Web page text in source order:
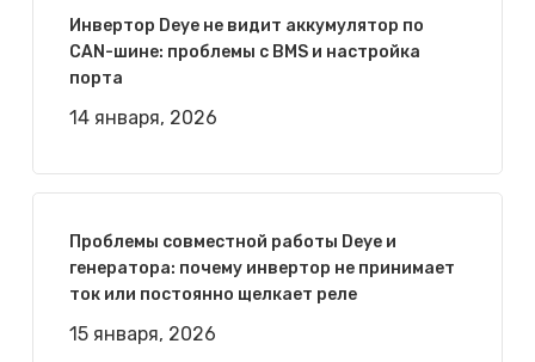
Инвертор Deye не видит аккумулятор по
CAN-шине: проблемы с BMS и настройка
порта
14 января, 2026
Проблемы совместной работы Deye и
генератора: почему инвертор не принимает
ток или постоянно щелкает реле
15 января, 2026